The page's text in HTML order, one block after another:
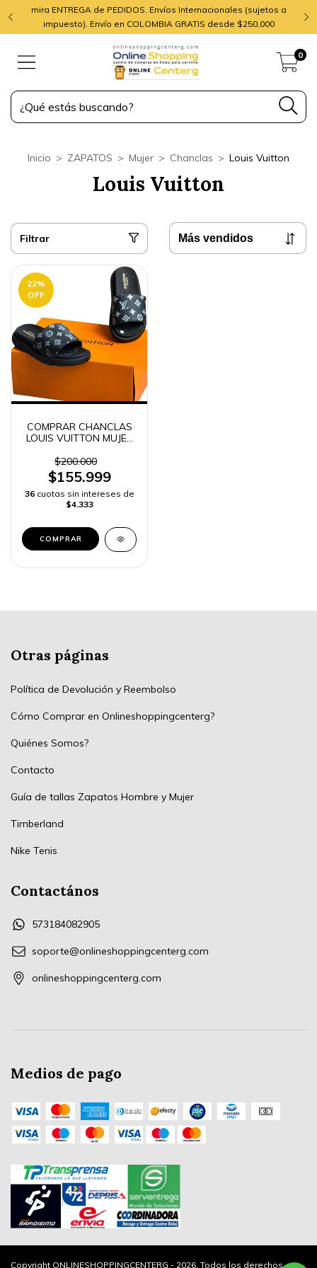
mira ENTREGA de PEDIDOS. Envíos Internacionales (sujetos a
impuesto). Envío en COLOMBIA GRATIS desde $250,000
0
Inicio > ZAPATOS > Mujer > Chanclas > Louis Vuitton
Louis Vuitton
Filtrar
22%
OFF
COMPRAR CHANCLAS
LOUIS VUITTON MUJER
RAPIDO
$200.000
$155.999
36 cuotas sin intereses de
$4.333
COMPRAR
Otras páginas
Política de Devolución y Reembolso
Cómo Comprar en Onlineshoppingcenterg?
Quiénes Somos?
Contacto
Guía de tallas Zapatos Hombre y Mujer
Timberland
Nike Tenis
Contactános
573184082905
soporte@onlineshoppingcenterg.com
onlineshoppingcenterg.com
Medios de pago
Copyright ONLINESHOPPINGCENTERG - 2026. Todos los derechos